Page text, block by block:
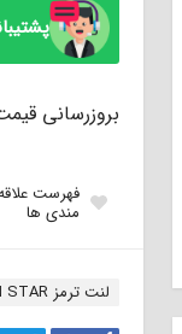
بروزرسانی قیمت: 18 مرداد
فهرست
مندی ها
برچسب:
لنت ترمز SEVEN STAR